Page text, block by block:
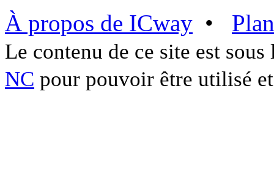
À propos de ICway •
Le contenu de ce site est
NC pour pouvoir être utilisé